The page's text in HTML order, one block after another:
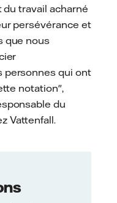
travail acharné
persévérance et
que nous
personnes qui ont
notation",
du
Vattenfall.